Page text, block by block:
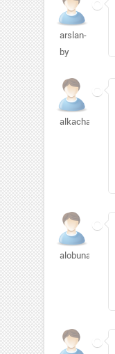
arslan-
by
alkachanov689
alobunado